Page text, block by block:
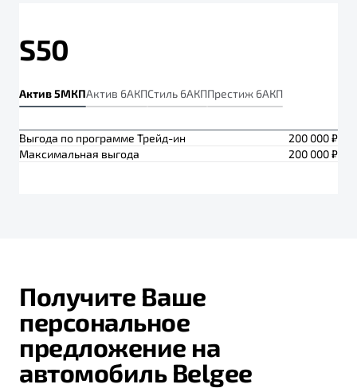
S50
Актив 5МКПАктив 6АКПСтиль 6АКППрестиж 6АКП
Выгода по программе Трейд-ин
200 000 ₽
Максимальная выгода
200 000 ₽
Получите Ваше
персональное
предложение на
автомобиль Belgee